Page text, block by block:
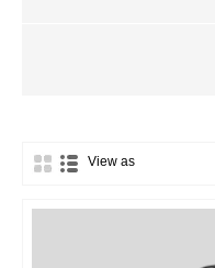
View as